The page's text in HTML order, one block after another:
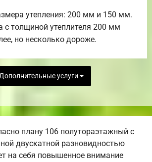
утепления: 200 мм и 150 мм.
с толщиной утеплителя 200 мм
но несколько дороже.
услуги
плану 106 полутораэтажный с
двускатной разновидностью
на себя повышенное внимание